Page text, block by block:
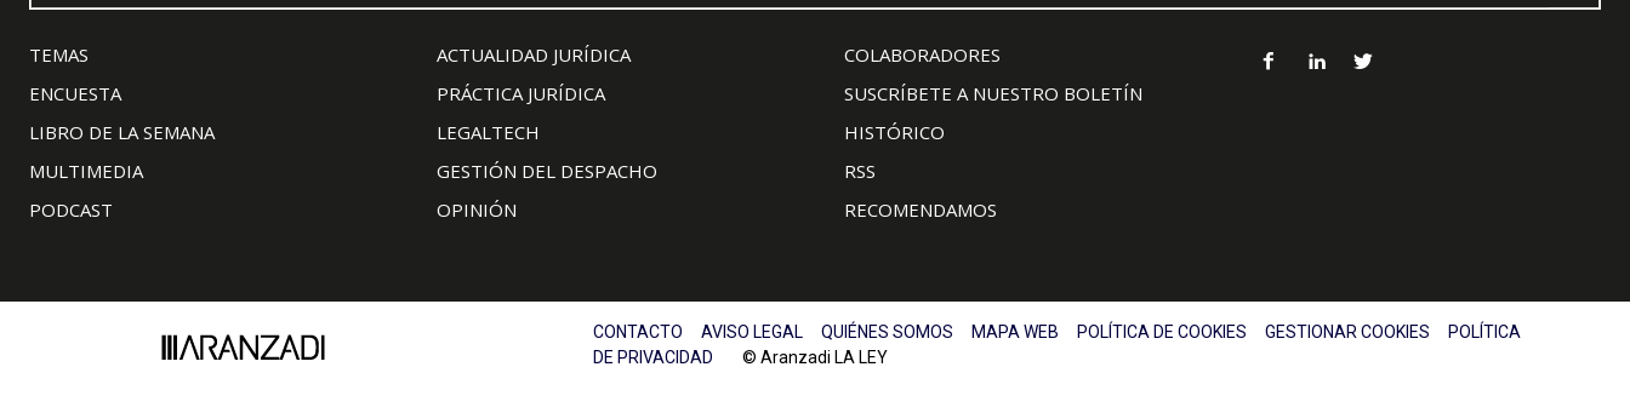
TEMAS
ENCUESTA
LIBRO DE LA SEMANA
MULTIMEDIA
PODCAST
ACTUALIDAD JURÍDICA
PRÁCTICA JURÍDICA
LEGALTECH
GESTIÓN DEL DESPACHO
OPINIÓN
COLABORADORES
SUSCRÍBETE A NUESTRO BOLETÍN
HISTÓRICO
RSS
RECOMENDAMOS
CONTACTO AVISO LEGAL QUIÉNES SOMOS MAPA WEB POLÍTICA DE COOKIES GESTIONAR COOKIES
POLÍTICA
DE PRIVACIDAD © Aranzadi LA LEY